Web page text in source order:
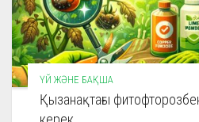
ҮЙ ЖӘНЕ БАҚША
Қызанақтағы